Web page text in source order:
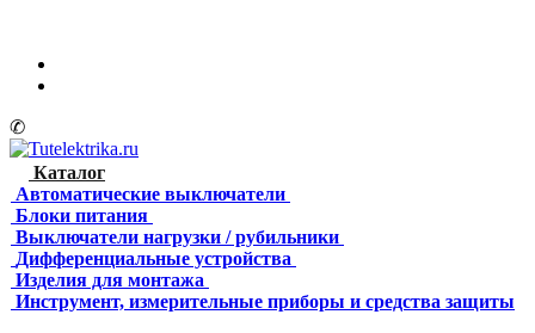
✆
Каталог
Автоматические выключатели
Блоки питания
Выключатели нагрузки / рубильники
Дифференциальные устройства
Изделия для монтажа
Инструмент, измерительные приборы и средства защиты